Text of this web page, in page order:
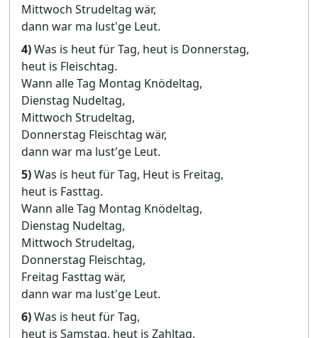
Mittwoch Strudeltag wär,
dann war ma lust'ge Leut.
4)Was is heut für Tag, heut is Donnerstag,
heut is Fleischtag.
Wann alle Tag Montag Knödeltag,
Dienstag Nudeltag,
Mittwoch Strudeltag,
Donnerstag Fleischtag wär,
dann war ma lust'ge Leut.
5)Was is heut für Tag, Heut is Freitag,
heut is Fasttag.
Wann alle Tag Montag Knödeltag,
Dienstag Nudeltag,
Mittwoch Strudeltag,
Donnerstag Fleischtag,
Freitag Fasttag wär,
dann war ma lust'ge Leut.
6)Was is heut für Tag,
heut is Samstag, heut is Zahltag.